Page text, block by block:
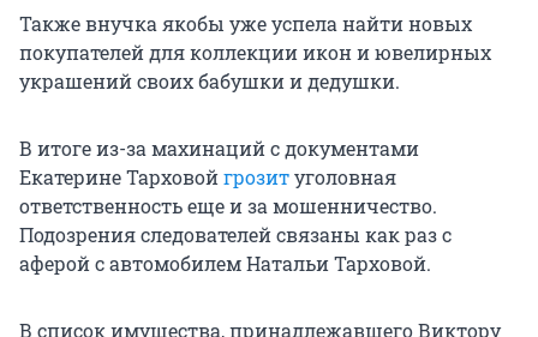
Также внучка якобы уже успела найти новых
покупателей для коллекции икон и ювелирных
украшений своих бабушки и дедушки.
В итоге из-за махинаций с документами
Екатерине Тарховойгрозитуголовная
ответственность еще и за мошенничество.
Подозрения следователей связаны как раз с
аферой с автомобилем Натальи Тарховой.
В список имущества, принадлежавшего Виктору